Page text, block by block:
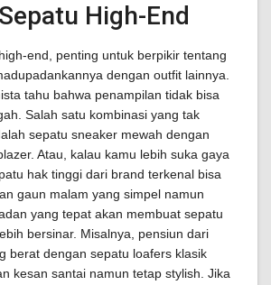
High-End
end, penting untuk berpikir tentang
dengan outfit lainnya.
tahu bahwa penampilan tidak bisa
Salah satu kombinasi yang tak
sepatu sneaker mewah dengan
Atau, kalau kamu lebih suka gaya
hak tinggi dari brand terkenal bisa
gaun malam yang simpel namun
yang tepat akan membuat sepatu
bersinar. Misalnya, pensiun dari
berat dengan sepatu loafers klasik
kesan santai namun tetap stylish. Jika